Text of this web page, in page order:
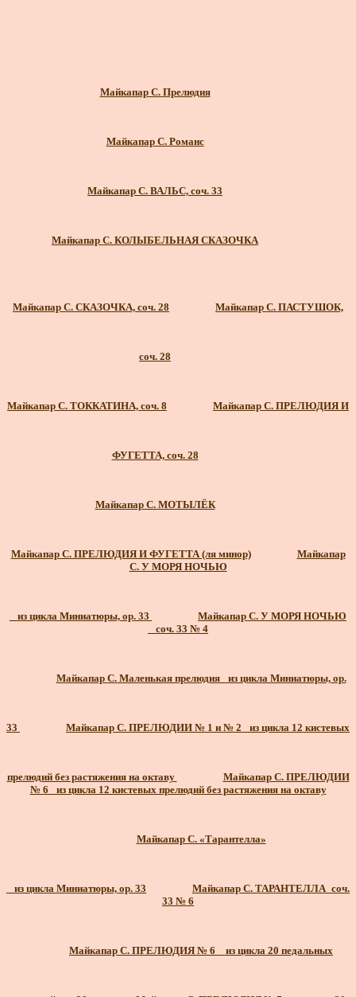
Майкапар С. Прелюдия
Майкапар С. Романс
Майкапар С. ВАЛЬС, соч. 33
Майкапар С. КОЛЫБЕЛЬНАЯ СКАЗОЧКА
Майкапар С. СКАЗОЧКА, соч. 28 Майкапар С. ПАСТУШОК,
соч. 28
Майкапар С. ТОККАТИНА, соч. 8 Майкапар С. ПРЕЛЮДИЯ И
ФУГЕТТА, соч. 28
Майкапар С. МОТЫЛЁК
Майкапар С. ПРЕЛЮДИЯ И ФУГЕТТА (ля минор)
Майкапар
С. У МОРЯ НОЧЬЮ
_ из цикла Миниатюры, ор. 33
Майкапар С. У МОРЯ НОЧЬЮ
_ соч. 33 № 4
Майкапар С. Маленькая прелюдия_ из цикла Миниатюры, ор.
33 Майкапар С. ПРЕЛЮДИИ № 1 и № 2 _из цикла 12 кистевых
прелюдий без растяжения на октаву
Майкапар С. ПРЕЛЮДИИ
№ 6 _из цикла 12 кистевых прелюдий без растяжения на октаву
Майкапар С. «Тарантелла»
_ из цикла Миниатюры, ор. 33
Майкапар С. ТАРАНТЕЛЛА_соч.
33 № 6
Майкапар С. ПРЕЛЮДИЯ № 6 _ из цикла 20 педальных